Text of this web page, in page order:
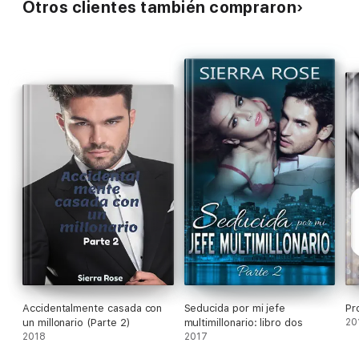
Otros clientes también compraron
Accidentalmente casada con
un millonario (Parte 2)
2018
Seducida por mi jefe
multimillonario: libro dos
2017